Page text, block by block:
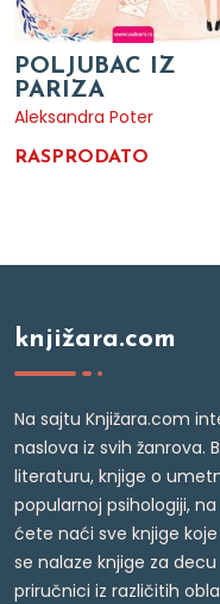
POLJUBAC IZ
PARIZA
Aleksandra Poter
RASPRODATO
knjižara.com
Na sajtu Knjižara.com
naslova iz svih žanrova.
literaturu, knjige o
popularnoj psihologiji,
ćete naći sve knjige
se nalaze knjige za
priručnici iz različitih